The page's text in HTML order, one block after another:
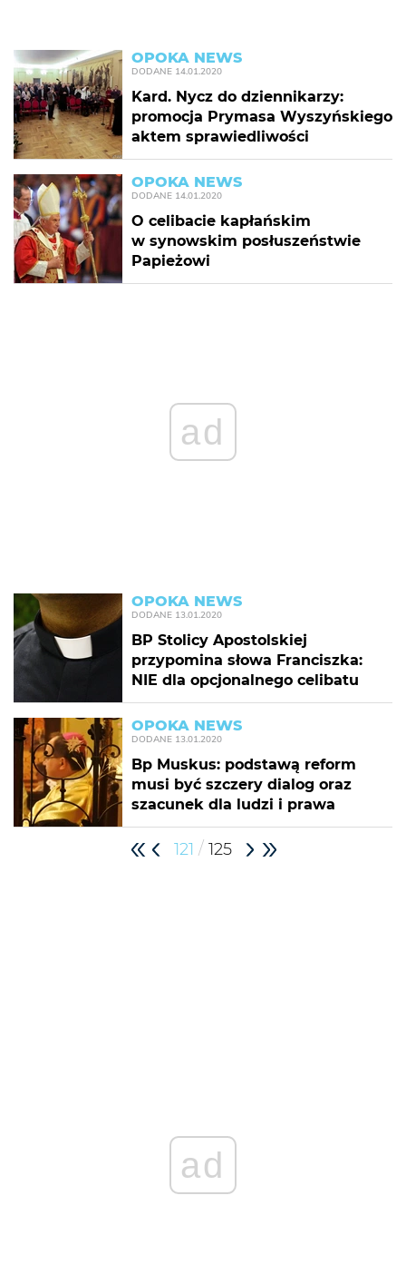
OPOKA NEWS
DODANE 14.01.2020
Kard. Nycz do dziennikarzy:
promocja Prymasa Wyszyńskiego
aktem sprawiedliwości
OPOKA NEWS
DODANE 14.01.2020
O celibacie kapłańskim
w synowskim posłuszeństwie
Papieżowi
ad
OPOKA NEWS
DODANE 13.01.2020
BP Stolicy Apostolskiej
przypomina słowa Franciszka:
NIE dla opcjonalnego celibatu
OPOKA NEWS
DODANE 13.01.2020
Bp Muskus: podstawą reform
musi być szczery dialog oraz
szacunek dla ludzi i prawa
121 / 125
ad